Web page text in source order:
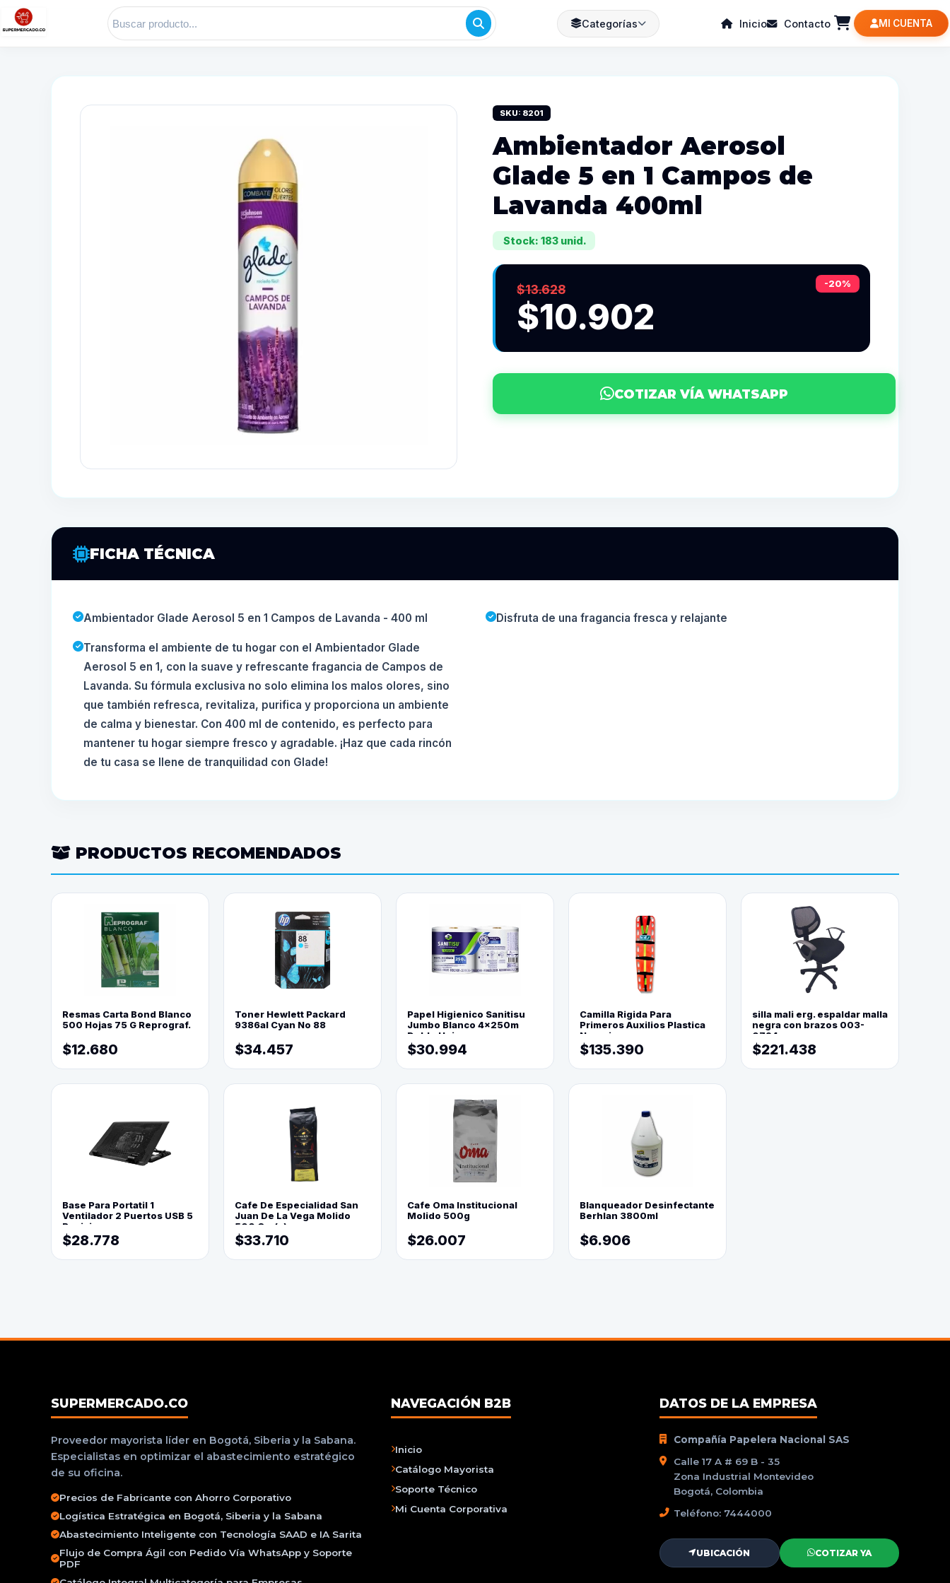
Categorías Inicio Contacto MI CUENTA
SKU: 8201
Ambientador Aerosol
Glade 5 en 1 Campos de
Lavanda 400ml
Stock: 183 unid.
-20%
$13.628
$10.902
COTIZAR VÍA WHATSAPP
FICHA TÉCNICA
Ambientador Glade Aerosol 5 en 1 Campos de Lavanda - 400 ml Disfruta de una fragancia fresca y relajante
Transforma el ambiente de tu hogar con el Ambientador Glade
Aerosol 5 en 1, con la suave y refrescante fragancia de Campos de
Lavanda. Su fórmula exclusiva no solo elimina los malos olores, sino
que también refresca, revitaliza, purifica y proporciona un ambiente
de calma y bienestar. Con 400 ml de contenido, es perfecto para
mantener tu hogar siempre fresco y agradable. ¡Haz que cada rincón
de tu casa se llene de tranquilidad con Glade!
PRODUCTOS RECOMENDADOS
Resmas Carta Bond Blanco
500 Hojas 75 G Reprograf.
$12.680
Toner Hewlett Packard
9386al Cyan No 88
$34.457
Papel Higienico Sanitisu
Jumbo Blanco 4x250m
Doble Hoja
$30.994
Camilla Rigida Para
Primeros Auxilios Plastica
Naranja
$135.390
silla mali erg. espaldar malla
negra con brazos 003-
0794
$221.438
Base Para Portatil 1
Ventilador 2 Puertos USB 5
Posiciones
$28.778
Cafe De Especialidad San
Juan De La Vega Molido
500 Grs(=)
$33.710
Cafe Oma Institucional
Molido 500g
$26.007
Blanqueador Desinfectante
Berhlan 3800ml
$6.906
SUPERMERCADO.CO
Proveedor mayorista líder en Bogotá, Siberia y la Sabana.
Especialistas en optimizar el abastecimiento estratégico
de su oficina.
Precios de Fabricante con Ahorro Corporativo
Logística Estratégica en Bogotá, Siberia y la Sabana
Abastecimiento Inteligente con Tecnología SAAD e IA Sarita
Flujo de Compra Ágil con Pedido Vía WhatsApp y Soporte
PDF
NAVEGACIÓN B2B
Inicio
Catálogo Mayorista
Soporte Técnico
Mi Cuenta Corporativa
DATOS DE LA EMPRESA
Compañía Papelera Nacional SAS
Calle 17 A # 69 B - 35
Zona Industrial Montevideo
Bogotá, Colombia
Teléfono: 7444000
UBICACIÓN COTIZAR YA